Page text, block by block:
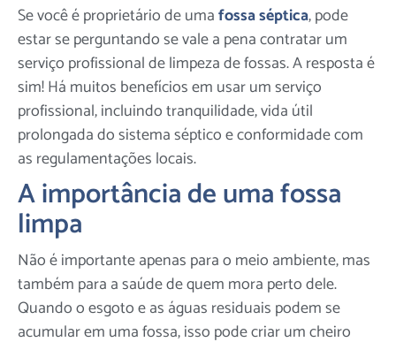
Se você é proprietário de umafossa séptica, pode
estar se perguntando se vale a pena contratar um
serviço profissional de limpeza de fossas. A resposta é
sim! Há muitos benefícios em usar um serviço
profissional, incluindo tranquilidade, vida útil
prolongada do sistema séptico e conformidade com
as regulamentações locais.
A importância de uma fossa
limpa
Não é importante apenas para o meio ambiente, mas
também para a saúde de quem mora perto dele.
Quando o esgoto e as águas residuais podem se
acumular em uma fossa, isso pode criar um cheiro